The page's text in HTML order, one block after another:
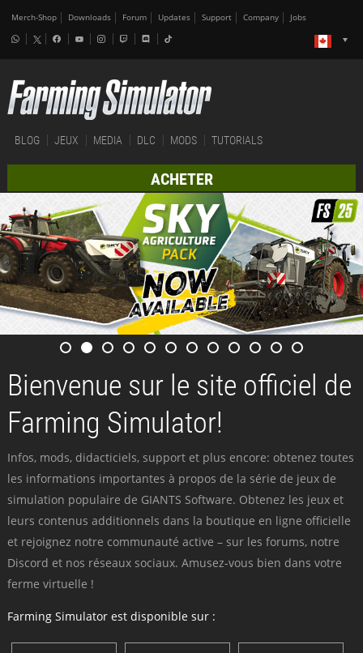
Merch-Shop Downloads Forum Updates Support Company Jobs
BLOG JEUX MEDIA DLC MODS TUTORIALS
ACHETER
Bienvenue sur le site officiel de
Farming Simulator!
Infos, mods, didacticiels, support et plus encore: obtenez toutes
les informations importantes à propos de la série de jeux de
simulation populaire de GIANTS Software. Obtenez les jeux et
leurs contenus additionnels dans la boutique en ligne officielle
et rejoignez notre communauté active – sur les forums, notre
Discord et nos réseaux sociaux. Amusez-vous bien dans votre
ferme virtuelle !
Farming Simulator est disponible sur :